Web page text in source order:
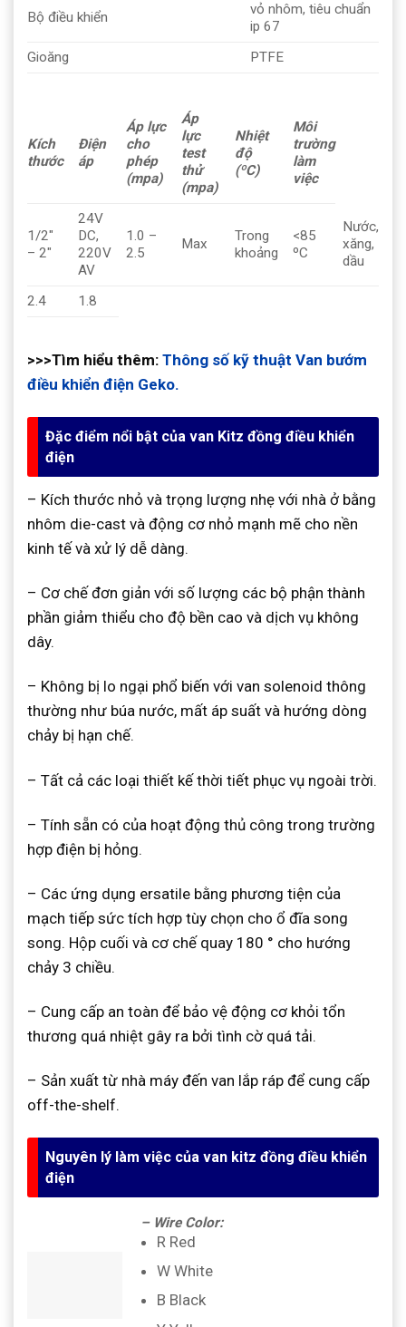
Bộ điều khiển
vỏ nhôm, tiêu chuẩn
ip 67
Gioăng
PTFE
Kích
thước
Điện
áp
Áp lực
cho
phép
(mpa)
Áp
lực
test
thử
(mpa)
Nhiệt
độ
(ºC)
Môi
trường
làm
việc
1/2″
– 2″
24V
DC,
220V
AV
1.0 –
2.5
Max
Trong
khoảng
<85
ºC
Nước,
xăng,
dầu
2.4 1.8
>>>Tìm hiểu thêm: Thông số kỹ thuật Van bướm
điều khiển điện Geko.
Đặc điểm nổi bật của van Kitz đồng điều khiển
điện
– Kích thước nhỏ và trọng lượng nhẹ với nhà ở bằng
nhôm die-cast và động cơ nhỏ mạnh mẽ cho nền
kinh tế và xử lý dễ dàng.
– Cơ chế đơn giản với số lượng các bộ phận thành
phần giảm thiểu cho độ bền cao và dịch vụ không
dây.
– Không bị lo ngại phổ biến với van solenoid thông
thường như búa nước, mất áp suất và hướng dòng
chảy bị hạn chế.
– Tất cả các loại thiết kế thời tiết phục vụ ngoài trời.
– Tính sẵn có của hoạt động thủ công trong trường
hợp điện bị hỏng.
– Các ứng dụng ersatile bằng phương tiện của
mạch tiếp sức tích hợp tùy chọn cho ổ đĩa song
song. Hộp cuối và cơ chế quay 180 ° cho hướng
chảy 3 chiều.
– Cung cấp an toàn để bảo vệ động cơ khỏi tổn
thương quá nhiệt gây ra bởi tình cờ quá tải.
– Sản xuất từ nhà máy đến van lắp ráp để cung cấp
off-the-shelf.
Nguyên lý làm việc của van kitz đồng điều khiển
điện
– Wire Color:
R Red
W White
B Black